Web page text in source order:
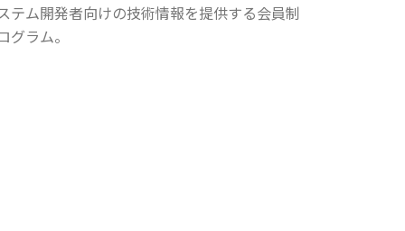
テム開発者向けの技術情報を提供する会員制
グラム。